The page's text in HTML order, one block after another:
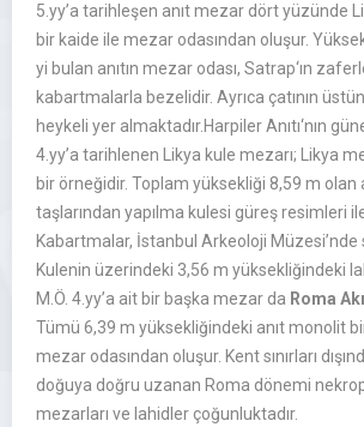
5.yy’a tarihleşen anıt mezar dört yüzünde
bir kaide ile mezar odasından oluşur.
yi bulan anıtın mezar odası, Satrap‘ın
kabartmalarla bezelidir. Ayrıca çatının
heykeli yer almaktadır.Harpiler Anıtı‘nın
4.yy’a tarihlenen Likya kule mezarı; Likya
bir örneğidir. Toplam yüksekliği 8,59 m olan
taşlarından yapılma kulesi güreş resimleri
Kabartmalar, İstanbul Arkeoloji
Kulenin üzerindeki 3,56 m yüksekliğindeki
M.Ö. 4.yy’a ait bir başka mezar da Roma
Tümü 6,39 m yüksekliğindeki anıt monolit
mezar odasından oluşur. Kent sınırları
doğuya doğru uzanan Roma dönemi
mezarları ve lahidler çoğunluktadır.